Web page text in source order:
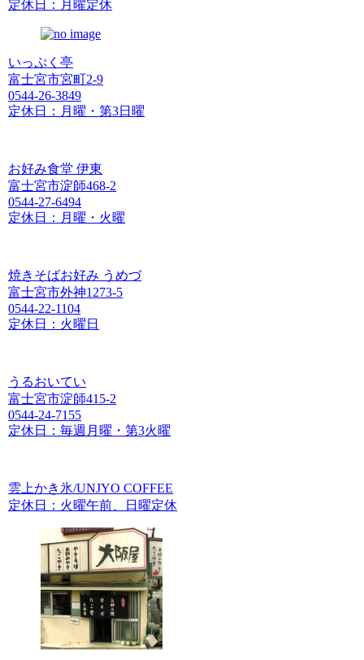
定休日：月曜定休
いっぷく亭
富士宮市宮町2-9
0544-26-3849
定休日：月曜・第3日曜
お好み食堂 伊東
富士宮市淀師468-2
0544-27-6494
定休日：月曜・火曜
焼きそばお好み うめづ
富士宮市外神1273-5
0544-22-1104
定休日：火曜日
うるおいてい
富士宮市淀師415-2
0544-24-7155
定休日：毎週月曜・第3火曜
雲上かき氷/UNJYO COFFEE
定休日：火曜午前、日曜定休